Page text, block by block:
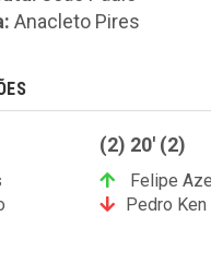
Anacleto Pires
(2) 20' (2)
Felipe
Pedro Ken